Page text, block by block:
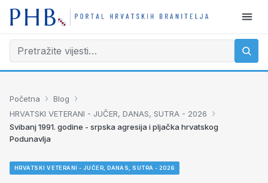
Početna › Blog ›
HRVATSKI VETERANI - JUČER, DANAS, SUTRA - 2026 ›
Svibanj 1991. godine - srpska agresija i pljačka hrvatskog
Podunavlja
HRVATSKI VETERANI - JUČER, DANAS, SUTRA - 2026